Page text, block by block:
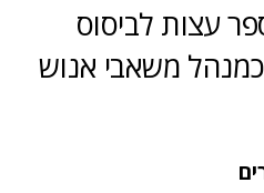
עצות לביסוס
משאבי אנוש